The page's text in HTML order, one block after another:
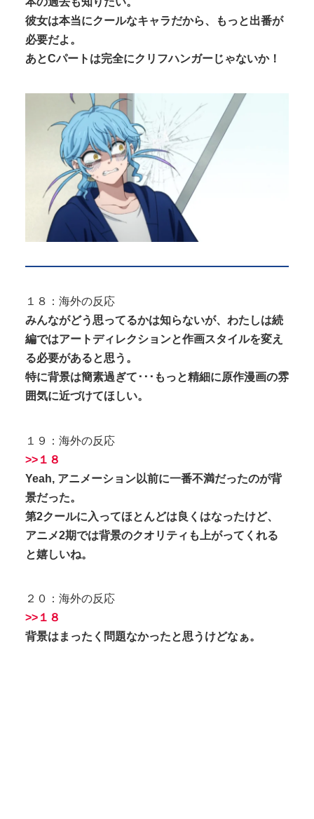
彼女は本当にクールなキャラだから、もっと出番が
必要だよ。
あとCパートは完全にクリフハンガーじゃないか！
１８：海外の反応
みんながどう思ってるかは知らないが、わたしは続
編ではアートディレクションと作画スタイルを変え
る必要があると思う。
特に背景は簡素過ぎて･･･もっと精細に原作漫画の雰
囲気に近づけてほしい。
１９：海外の反応
>>１８
Yeah, アニメーション以前に一番不満だったのが背
景だった。
第2クールに入ってほとんどは良くはなったけど、
アニメ2期では背景のクオリティも上がってくれる
と嬉しいね。
２０：海外の反応
>>１８
背景はまったく問題なかったと思うけどなぁ。